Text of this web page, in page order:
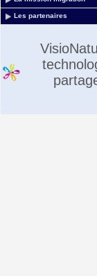
Les partenaires